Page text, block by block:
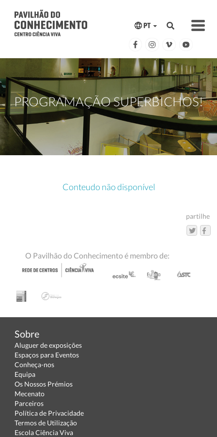
PT
PROGRAMAÇÃO SUPERBICHOS!
Conteudo não disponível
partilhe
O Pavilhão do Conhecimento é membro de:
Sobre
Aluguer de exposições
Espaços para Eventos
Conheça-nos
Equipa
Os Nossos Prémios
Mecenato
Parceiros
Política de Privacidade
Termos de Utilização
Escola Ciência Viva